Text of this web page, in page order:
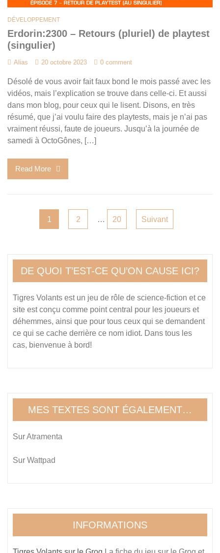
DÉVELOPPEMENT
Erdorin:2300 – Retours (pluriel) de playtest
(singulier)
Alias 20 octobre 2023 0 comment
Désolé de vous avoir fait faux bond le mois passé avec les
vidéos, mais l’explication se trouve dans celle-ci. Et aussi
dans mon blog, pour ceux qui le lisent. Disons, en très
résumé, que j’ai voulu faire des playtests, mais je n’ai pas
vraiment réussi, faute de joueurs. Jusqu’à la journée de
samedi à OctoGônes, […]
Read More
Pagination
1 2 … 20 Suivant
DE QUOI T’EST-CE QU’ON CAUSE ICI?
Tigres Volants est un jeu de rôle de science-fiction et ce
site est conçu comme point central pour les joueurs et
déhemmes, ainsi que pour tous ceux qui se demandent
ce qui se cache derrière ce nom idiot. Dans tous les
cas, bienvenue à bord!
MES TEXTES SONT ÉGALEMENT…
SurAtramenta
Sur Wattpad
INFORMATIONS